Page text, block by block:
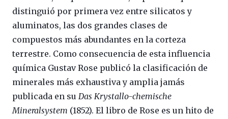
distinguió por primera vez entre silicatos y
aluminatos, las dos grandes clases de
compuestos más abundantes en la corteza
terrestre. Como consecuencia de esta influencia
química Gustav Rose publicó la clasificación de
minerales más exhaustiva y amplia jamás
publicada en su Das Krystallo-chemische
Mineralsystem (1852). El libro de Rose es un hito de